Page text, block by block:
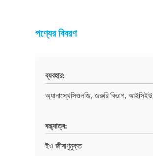
পণ্যের বিবরণ
ব্যবহার:
অ্যানাস্থেসিওলজি, জরুরি বিভাগ, আইসিইউ
বন্ধ্যাত্ব:
ইও জীবাণুমুক্ত